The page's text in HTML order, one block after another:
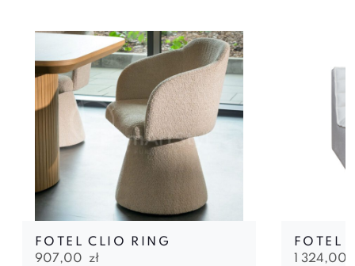
FOTEL CLIO RING
907,00 zł
FOTEL
1 324,00